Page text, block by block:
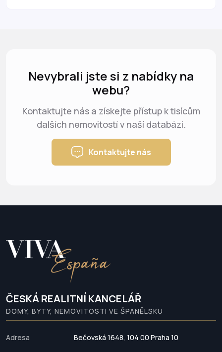
Nevybrali jste si z nabídky na
webu?
Kontaktujte nás a získejte přístup k tisícům
dalších nemovitostí v naší databázi.
Kontaktujte nás
ČESKÁ REALITNÍ KANCELÁŘ
DOMY, BYTY, NEMOVITOSTI VE ŠPANĚLSKU
Adresa Bečovská 1648, 104 00 Praha 10